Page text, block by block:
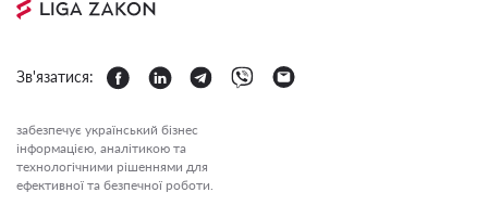
Зв'язатися:
забезпечує український бізнес
інформацією, аналітикою та
технологічними рішеннями для
ефективної та безпечної роботи.